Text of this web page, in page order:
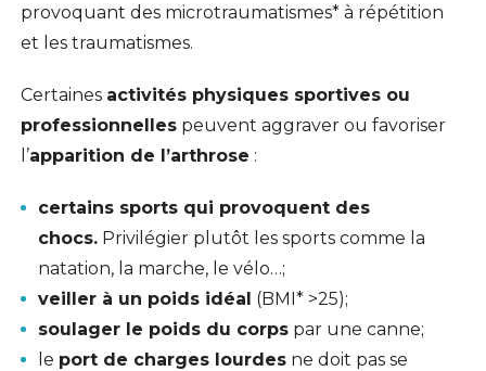
provoquant des microtraumatismes*à répétition
et les traumatismes.
Certaines activités physiques sportives ou
professionnellespeuvent aggraver ou favoriser
l’apparition de l’arthrose :
certains sports qui provoquent des
chocs.Privilégier plutôt les sports comme la
natation, la marche, le vélo…;
veiller à un poids idéal (BMI*>25);
soulager le poids du corpspar une canne;
le port de charges lourdesne doit pas se